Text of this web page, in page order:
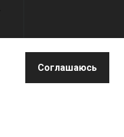
Соглашаюсь